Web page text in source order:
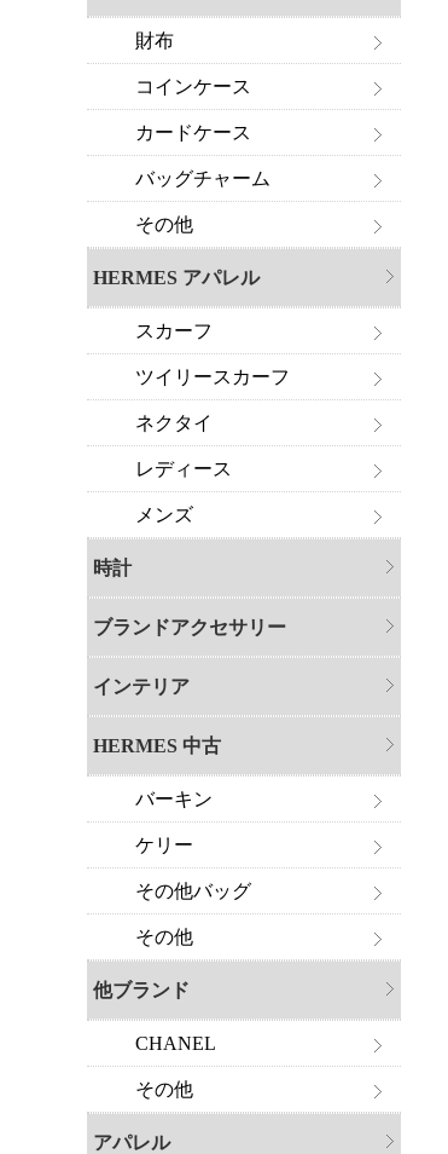
財布
コインケース
カードケース
バッグチャーム
その他
HERMES アパレル
スカーフ
ツイリースカーフ
ネクタイ
レディース
メンズ
時計
ブランドアクセサリー
インテリア
HERMES 中古
バーキン
ケリー
その他バッグ
その他
他ブランド
CHANEL
その他
アパレル